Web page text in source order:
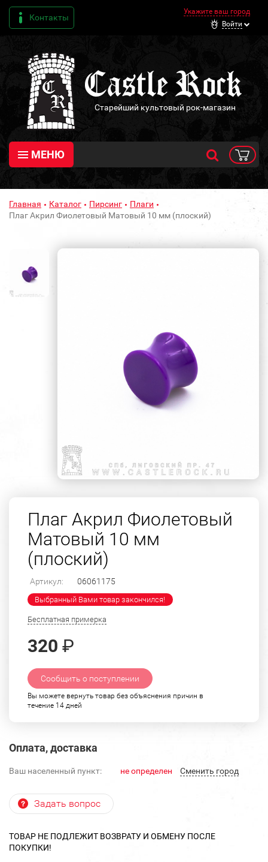
Контакты
Укажите ваш город
Войти
Старейший культовый рок-магазин
МЕНЮ
Главная Каталог Пирсинг
Плаги
Плаг Акрил Фиолетовый Матовый 10 мм (плоский)
Плаг Акрил Фиолетовый
Матовый 10 мм
(плоский)
Артикул: 06061175
Выбранный Вами товар закончился!
Бесплатная примерка
320 ₽
Сообщить о поступлении
Вы можете вернуть товар без объяснения причин в
течение 14 дней
Оплата, доставка
Ваш населенный пункт: не определен Cменить город
Задать вопрос
ТОВАР НЕ ПОДЛЕЖИТ ВОЗВРАТУ И ОБМЕНУ ПОСЛЕ
ПОКУПКИ!